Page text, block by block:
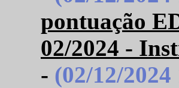
pontuação
02/2024 -
- (02/12/2024